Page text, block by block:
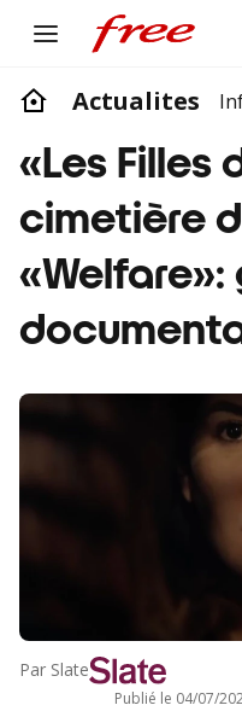
Actualites
«Les Filles
cimetière
«Welfare»:
Par Slate
Publié le 04/07/